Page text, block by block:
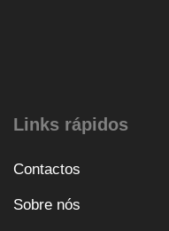
Links rápidos
Contactos
Sobre nós